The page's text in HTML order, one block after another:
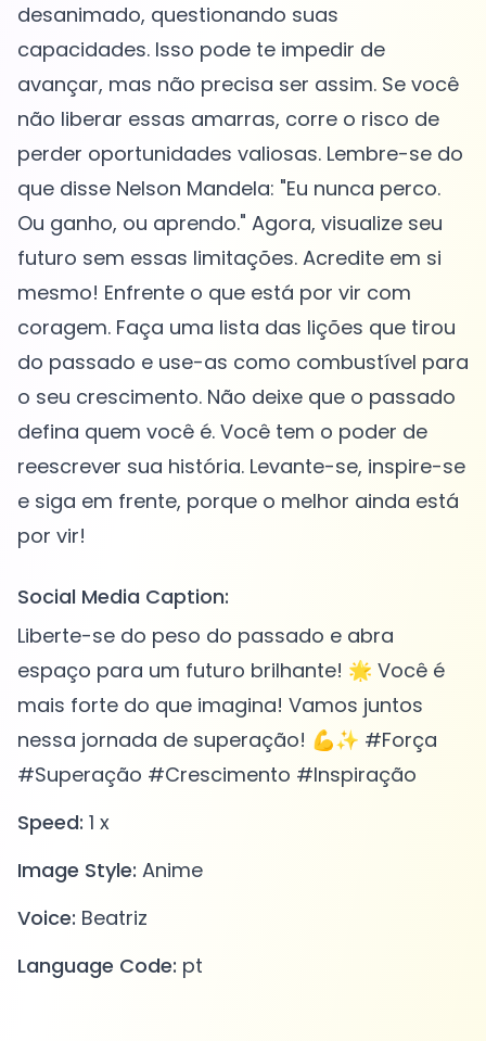
desanimado, questionando suas
capacidades. Isso pode te impedir de
avançar, mas não precisa ser assim. Se você
não liberar essas amarras, corre o risco de
perder oportunidades valiosas. Lembre-se do
que disse Nelson Mandela: "Eu nunca perco.
Ou ganho, ou aprendo." Agora, visualize seu
futuro sem essas limitações. Acredite em si
mesmo! Enfrente o que está por vir com
coragem. Faça uma lista das lições que tirou
do passado e use-as como combustível para
o seu crescimento. Não deixe que o passado
defina quem você é. Você tem o poder de
reescrever sua história. Levante-se, inspire-se
e siga em frente, porque o melhor ainda está
Social Media Caption:
Liberte-se do peso do passado e abra
espaço para um futuro brilhante! 🌟 Você é
mais forte do que imagina! Vamos juntos
nessa jornada de superação! 💪✨ #Força
#Superação #Crescimento #Inspiração
Speed: 1 x
Image Style: Anime
Voice: Beatriz
Language Code: pt